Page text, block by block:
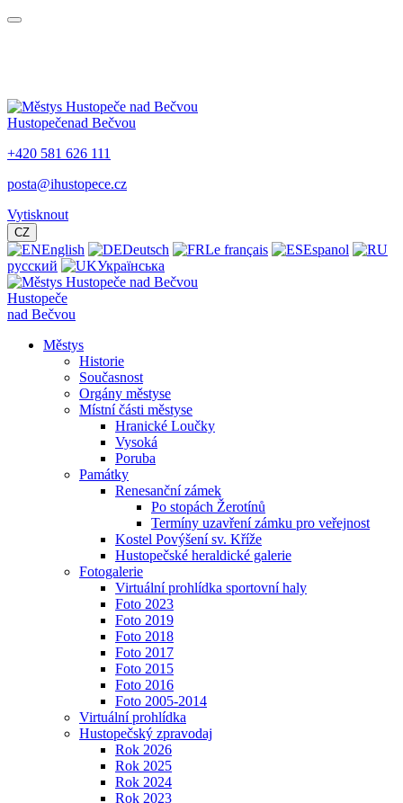
Hustopečenad Bečvou
+420 581 626 111
posta@ihustopece.cz
Vytisknout
CZ
English Deutsch Le français
Espanol
русский
Українська
Hustopeče
nad Bečvou
Městys
Historie
Současnost
Orgány městyse
Místní části městyse
Hranické Loučky
Vysoká
Poruba
Památky
Renesanční zámek
Po stopách Žerotínů
Termíny uzavření zámku pro veřejnost
Kostel Povýšení sv. Kříže
Hustopečské heraldické galerie
Fotogalerie
Virtuální prohlídka sportovní haly
Foto 2023
Foto 2019
Foto 2018
Foto 2017
Foto 2015
Foto 2016
Foto 2005-2014
Virtuální prohlídka
Hustopečský zpravodaj
Rok 2026
Rok 2025
Rok 2024
Rok 2023